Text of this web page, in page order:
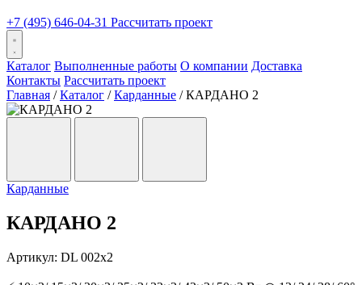
+7 (495) 646-04-31 Рассчитать проект
Каталог Выполненные работы О компании Доставка
Контакты Рассчитать проект
Главная / Каталог / Карданные / КАРДАНО 2
Карданные
КАРДАНО 2
Артикул: DL 002х2